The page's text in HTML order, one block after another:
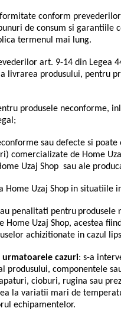
conform
de consum si garantiile
termenul mai lung.
art. 9-14 din Legea
livrarea produsului, pentru
produsele neconforme,
sau defecte si
comercializate de Home
Uzaj Shop sau ale
Home Uzaj Shop in situatiile
penalitati pentru produsele
Uzaj Shop, acestea
achizitionate in cazul
cazuri: s-a
produsului, componentele
cioburi, rugina sau
la variatii mari de
echipamentelor.